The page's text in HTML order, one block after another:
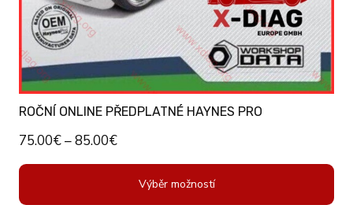
A
L
E
ROČNÍ ONLINE PŘEDPLATNÉ HAYNES PRO
75.00€–85.00€
Výběr možností